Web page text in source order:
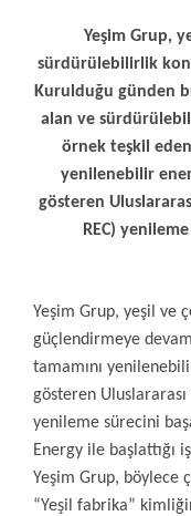
Yeşim Grup,
sürdürülebilirlik
Kurulduğu günden
alan ve
örnek teşkil
yenilenebilir
gösteren
REC)
Yeşim Grup, yeşil ve
güçlendirmeye
tamamını
gösteren
yenileme sürecini
Energy ile başlattığı
Yeşim Grup, böylece
“Yeşil fabrika”